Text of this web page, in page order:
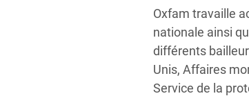
budgets. Grâce
importants et
les droits
Oxfam travaille
nationale ainsi
différents
Unis, Affaires
Service de la